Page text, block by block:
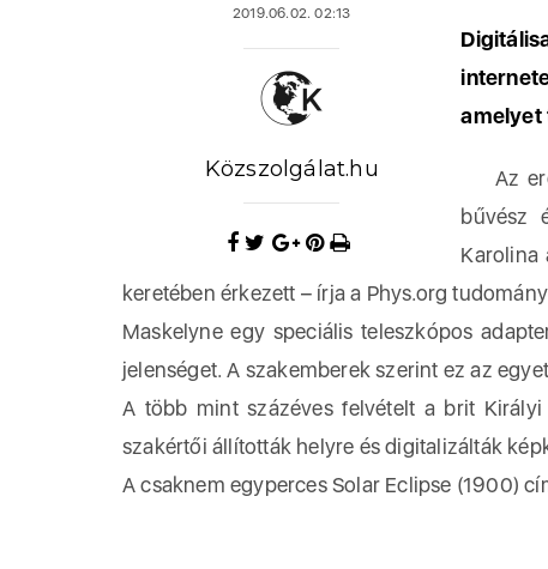
2019.06.02. 02:13
Közszolgálat.hu
amelyet
Az
bűvész
Karolina
keretében érkezett – írja a Phys.org
Maskelyne egy speciális teleszkópos
jelenséget. A szakemberek szerint ez az
A több mint százéves felvételt a brit
szakértői állították helyre és digitalizálták
A csaknem egyperces Solar Eclipse (1900)